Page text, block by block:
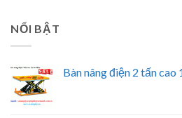
NỔI BẬT
Bàn nâng điện 2 tấn